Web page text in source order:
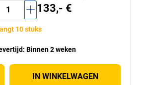
133,- €
10 stuks
: Binnen 2 weken
IN WINKELWAGEN